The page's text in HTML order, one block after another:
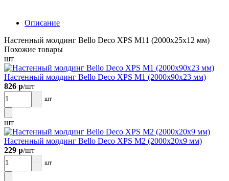
Описание
Настенный молдинг Bellо Deco XPS М11 (2000х25х12 мм)
Похожие товары
шт
Настенный молдинг Bellо Deco XPS М1 (2000х90х23 мм)
826 р/шт
шт
шт
Настенный молдинг Bellо Deco XPS М2 (2000х20х9 мм)
229 р/шт
шт